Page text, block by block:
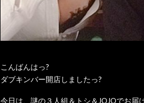
こんばんはっ?
ダブキンバー開店しましたっ?
今日は、謎の３人組＆トシ＆JOJOでお届